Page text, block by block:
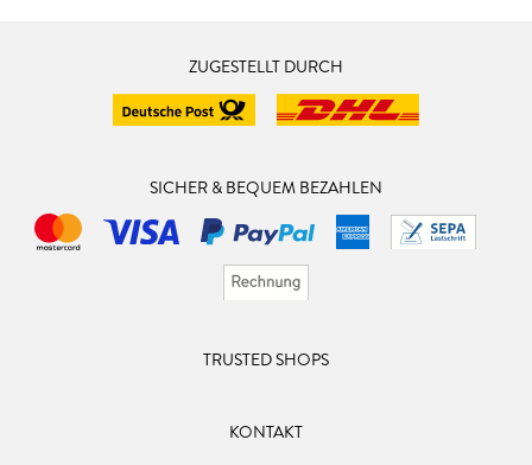
ZUGESTELLT DURCH
SICHER & BEQUEM BEZAHLEN
TRUSTED SHOPS
KONTAKT